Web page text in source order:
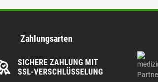
Zahlungsarten